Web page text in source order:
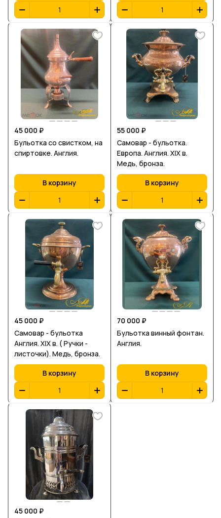
45 000 ₽
Бульотка со свистком, на
спиртовке. Англия.
В корзину
55 000 ₽
Самовар - бульотка.
Европа. Англия. XIX в.
Медь, бронза.
В корзину
45 000 ₽
Самовар - бульотка
Англия. XIX в. ( Ручки -
листочки). Медь, бронза.
В корзину
70 000 ₽
Бульотка винный фонтан.
Англия.
В корзину
45 000 ₽